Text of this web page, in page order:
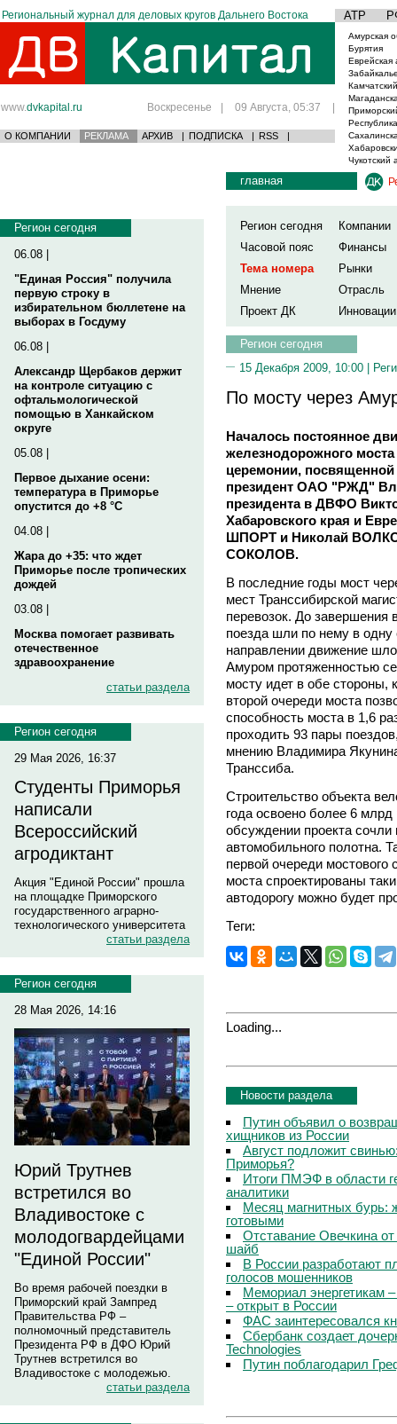
Региональный журнал для деловых кругов Дальнего Востока АТР
www.dvkapital.ru Воскресенье | 09 Августа, 05:37 |
О КОМПАНИИ РЕКЛАМА АРХИВ | ПОДПИСКА | RSS |
Амурская
Бурятия
Еврейская
Чукотский
Регион сегодня
06.08 |
"Единая Россия" получила
первую строку в
избирательном бюллетене на
выборах в Госдуму
06.08 |
Александр Щербаков держит
на контроле ситуацию с
офтальмологической
помощью в Ханкайском
округе
05.08 |
Первое дыхание осени:
температура в Приморье
опустится до +8 °C
04.08 |
Жара до +35: что ждет
Приморье после тропических
дождей
03.08 |
Москва помогает развивать
отечественное
здравоохранение
статьи раздела
Регион сегодня
29 Мая 2026, 16:37
Студенты Приморья
написали
Всероссийский
агродиктант
Акция "Единой России" прошла
на площадке Приморского
государственного аграрно-
технологического университета
статьи раздела
Регион сегодня
28 Мая 2026, 14:16
Юрий Трутнев
встретился во
Владивостоке с
молодогвардейцами
"Единой России"
Во время рабочей поездки в
Приморский край Зампред
Правительства РФ –
полномочный представитель
Президента РФ в ДФО Юрий
Трутнев встретился во
Владивостоке с молодежью.
статьи раздела
главная
Регион сегодня
Компании
Часовой пояс
Финансы
Тема номера
Рынки
Мнение
Отрасль
Проект ДК
Инновации
Регион сегодня
15 Декабря 2009, 10:00 |
По мосту через
Началось постоянное
железнодорожного
церемонии,
президент ОАО "РЖД"
президента в ДВФО
Хабаровского края и
ШПОРТ и Николай
СОКОЛОВ.
В последние годы мост
мест Транссибирской
перевозок. До завершения
поезда шли по нему в одну
направлении движение
Амуром протяженностью
мосту идет в обе стороны,
второй очереди моста
способность моста в 1,6
проходить 93 пары
мнению Владимира
Транссиба.
Строительство объекта
года освоено более 6
обсуждении проекта
автомобильного полотна.
первой очереди
моста спроектированы
автодорогу можно будет
Теги:
Loading...
Новости раздела
Путин объявил о
хищников из России
Август подложит
Приморья?
Итоги ПМЭФ в области
аналитики
Месяц магнитных бурь:
готовыми
Отставание Овечкина
шайб
В России разработают
голосов мошенников
Мемориал энергетикам
– открыт в России
ФАС заинтересовался
Сбербанк создает
Technologies
Путин поблагодарил